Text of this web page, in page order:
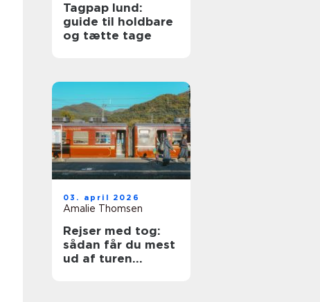
Tagpap lund:
guide til holdbare
og tætte tage
03. april 2026
Amalie Thomsen
Rejser med tog:
sådan får du mest
ud af turen